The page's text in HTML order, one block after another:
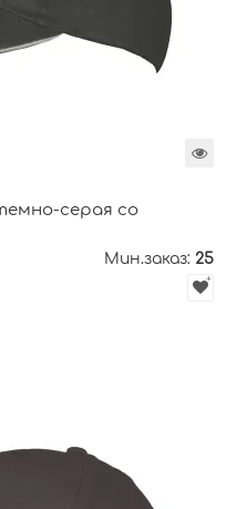
серая со
Мин.заказ: 25